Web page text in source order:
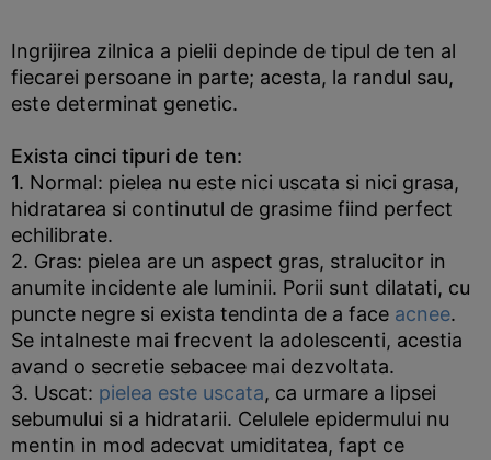
Ingrijirea zilnica a pielii depinde de tipul de ten al
fiecarei persoane in parte; acesta, la randul sau,
este determinat genetic.
Exista cinci tipuri de ten:
1. Normal: pielea nu este nici uscata si nici grasa,
hidratarea si continutul de grasime fiind perfect
echilibrate.
2. Gras: pielea are un aspect gras, stralucitor in
anumite incidente ale luminii. Porii sunt dilatati, cu
puncte negre si exista tendinta de a face acnee.
Se intalneste mai frecvent la adolescenti, acestia
avand o secretie sebacee mai dezvoltata.
3. Uscat: pielea este uscata, ca urmare a lipsei
sebumului si a hidratarii. Celulele epidermului nu
mentin in mod adecvat umiditatea, fapt ce